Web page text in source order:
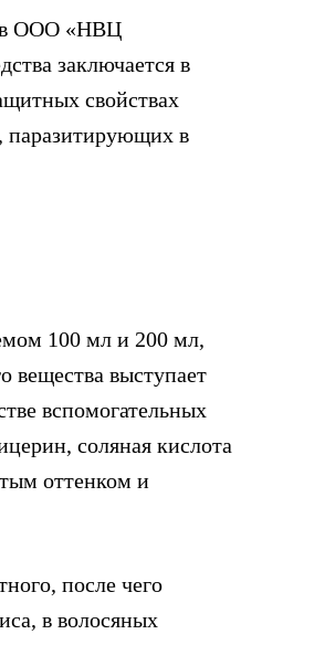
ООО «НВЦ
заключается в
свойствах
паразитирующих в
100 мл и 200 мл,
вещества выступает
вспомогательных
соляная кислота
оттенком и
после чего
в волосяных